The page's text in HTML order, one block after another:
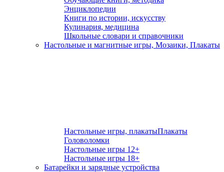
Энциклопедии
Книги по истории, искусству
Кулинария, медицина
Школьные словари и справочники
Настольные и магнитные игры, Мозаики, Плакаты
Настольные игры, плакатыПлакаты
Головоломки
Настольные игры 12+
Настольные игры 18+
Батарейки и зарядные устройства